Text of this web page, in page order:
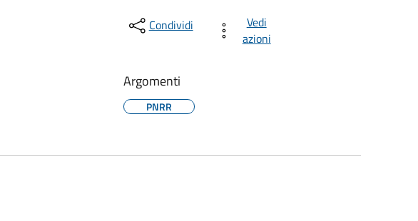
Condividi
Vedi
azioni
Argomenti
PNRR